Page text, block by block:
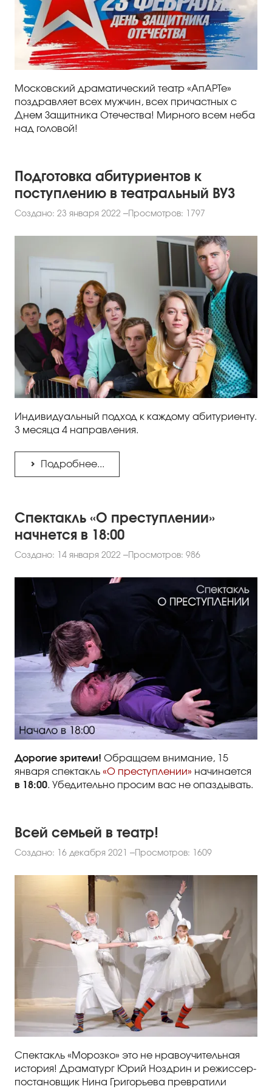
Правила группового посещения
Порядок возврата билетов
Репертуар
Контакты
Московский драматический театр «АпАРТе»
поздравляет всех мужчин, всех причастных с
Днем Защитника Отечества! Мирного всем неба
над головой!
Подготовка абитуриентов к
поступлению в театральный ВУЗ
Создано: 23 января 2022 Просмотров: 1797
Индивидуальный подход к каждому абитуриенту.
3 месяца 4 направления.
Подробнее...
Спектакль «О преступлении»
начнется в 18:00
Создано: 14 января 2022 Просмотров: 986
Дорогие зрители! Обращаем внимание, 15
января спектакль «О преступлении» начинается
в 18:00. Убедительно просим вас не опаздывать.
Всей семьей в театр!
Создано: 16 декабря 2021 Просмотров: 1609
Спектакль «Морозко» это не нравоучительная
история! Драматург Юрий Ноздрин и режиссер-
постановщик Нина Григорьева превратили